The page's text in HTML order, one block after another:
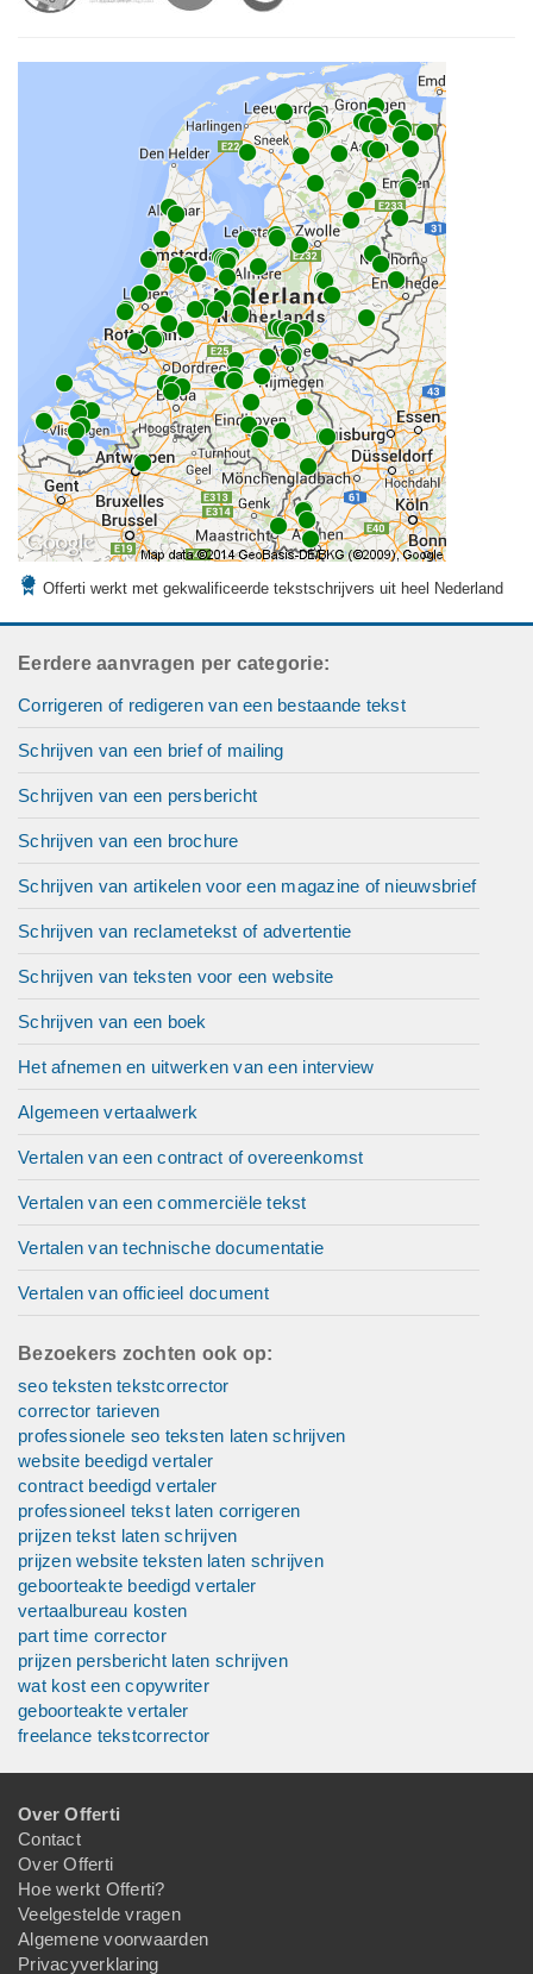
Offerti werkt met gekwalificeerde tekstschrijvers uit heel Nederland
Eerdere aanvragen per categorie:
Corrigeren of redigeren van een bestaande tekst
Schrijven van een brief of mailing
Schrijven van een persbericht
Schrijven van een brochure
Schrijven van artikelen voor een magazine of nieuwsbrief
Schrijven van reclametekst of advertentie
Schrijven van teksten voor een website
Schrijven van een boek
Het afnemen en uitwerken van een interview
Algemeen vertaalwerk
Vertalen van een contract of overeenkomst
Vertalen van een commerciële tekst
Vertalen van technische documentatie
Vertalen van officieel document
Bezoekers zochten ook op:
seo teksten tekstcorrector
corrector tarieven
professionele seo teksten laten schrijven
website beedigd vertaler
contract beedigd vertaler
professioneel tekst laten corrigeren
prijzen tekst laten schrijven
prijzen website teksten laten schrijven
geboorteakte beedigd vertaler
vertaalbureau kosten
part time corrector
prijzen persbericht laten schrijven
wat kost een copywriter
geboorteakte vertaler
freelance tekstcorrector
Over Offerti
Contact
Over Offerti
Hoe werkt Offerti?
Veelgestelde vragen
Algemene voorwaarden
Privacyverklaring